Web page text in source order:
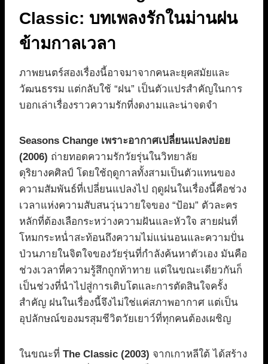
Classic: บทเพลงรักในม่านฝน
ข้ามกาลเวลา
ภาพยนตร์สองเรื่องนี้อาจมาจากคนละยุคสมัยและ
วัฒนธรรม แต่กลับใช้ “ฝน” เป็นตัวแปรสำคัญในการ
บอกเล่าเรื่องราวความรักที่งดงามและน่าจดจำ
Seasons Change เพราะอากาศเปลี่ยนแปลงบ่อย
(2006) ถ่ายทอดความรักวัยรุ่นในวิทยาลัย
ดุริยางคศิลป์ โดยใช้ฤดูกาลทั้งสามเป็นตัวแทนของ
ความสัมพันธ์ที่เปลี่ยนแปลงไป ฤดูฝนในเรื่องนี้คือช่วง
เวลาแห่งความสับสนวุ่นวายใจของ “ป้อม” ตัวละคร
หลักที่ต้องเลือกระหว่างความฝันและหัวใจ สายฝนที่
โหมกระหน่ำสะท้อนถึงความไม่แน่นอนและความปั่น
ป่วนภายในจิตใจของวัยรุ่นที่กำลังค้นหาตัวเอง มันคือ
ช่วงเวลาที่ความรู้สึกถูกท้าทาย แต่ในขณะเดียวกันก็
เป็นช่วงที่นำไปสู่การเติบโตและการตัดสินใจครั้ง
สำคัญ ฝนในเรื่องนี้จึงไม่ใช่แค่สภาพอากาศ แต่เป็น
อุปลักษณ์ของมรสุมชีวิตวัยเยาว์ที่ทุกคนต้องเผชิญ
ในขณะที่ The Classic (2003) จากเกาหลีใต้ ได้สร้าง